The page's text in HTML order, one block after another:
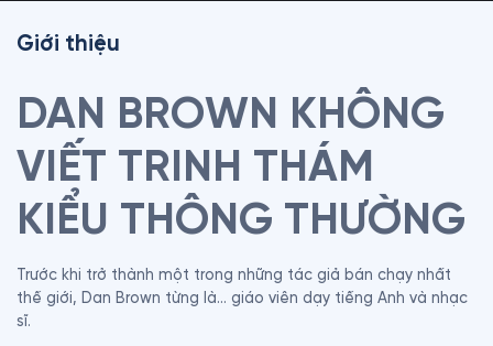
Giới thiệu
DAN BROWN KHÔNG
VIẾT TRINH THÁM
KIỂU THÔNG THƯỜNG
Trước khi trở thành một trong những tác giả bán chạy nhất
thế giới, Dan Brown từng là… giáo viên dạy tiếng Anh và nhạc
sĩ.